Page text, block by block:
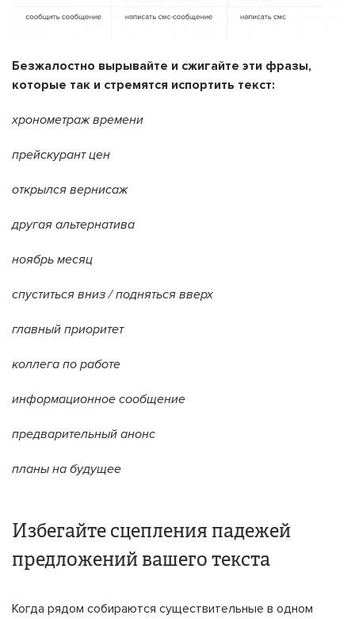
Безжалостно вырывайте и сжигайте эти фразы,
которые так и стремятся испортить текст:
хронометраж времени
прейскурант цен
открылся вернисаж
другая альтернатива
ноябрь месяц
спуститься вниз / подняться вверх
главный приоритет
коллега по работе
информационное сообщение
предварительный анонс
планы на будущее
Избегайте сцепления падежей
предложений вашего текста
Когда рядом собираются существительные в одном